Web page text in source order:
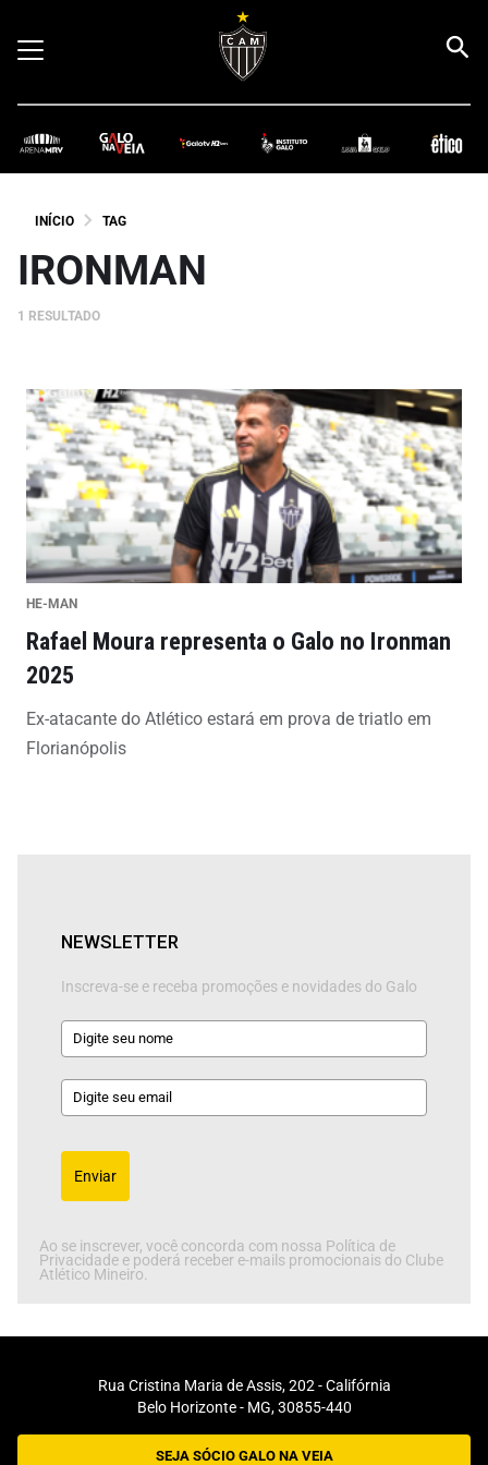
INÍCIO TAG
IRONMAN
1 RESULTADO
HE-MAN
Rafael Moura representa o Galo no Ironman
2025
Ex-atacante do Atlético estará em prova de triatlo em
Florianópolis
NEWSLETTER
Inscreva-se e receba promoções e novidades do Galo
Enviar
Ao se inscrever, você concorda com nossa Política de
Privacidade e poderá receber e-mails promocionais do Clube
Atlético Mineiro.
Rua Cristina Maria de Assis, 202 - Califórnia
Belo Horizonte - MG, 30855-440
SEJA SÓCIO GALO NA VEIA